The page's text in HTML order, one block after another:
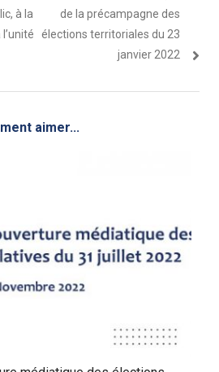
à la
de la précampagne des
élections territoriales du 23
janvier 2022
aimer...